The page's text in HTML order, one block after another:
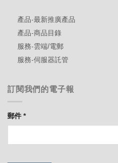
產品-最新推廣產品
產品-商品目錄
服務-雲端/電郵
服務-伺服器託管
訂閱我們的電子報
郵件*